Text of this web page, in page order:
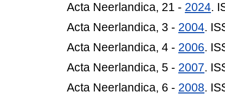
Acta Neerlandica, 21 - 2024.
Acta Neerlandica, 3 - 2004.
Acta Neerlandica, 4 - 2006.
Acta Neerlandica, 5 - 2007.
Acta Neerlandica, 6 - 2008.